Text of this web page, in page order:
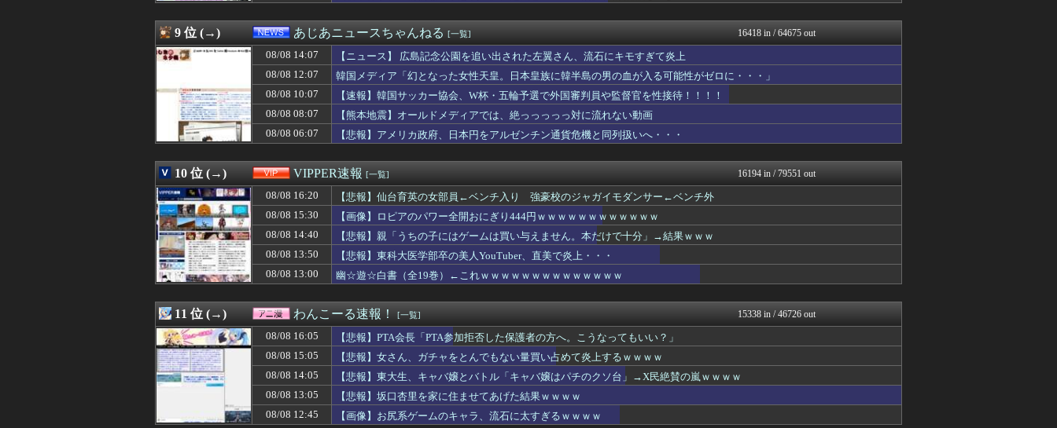
08/08 15:35
韓国人「不適切接待疑惑、2002年イタリア・スペイン戦で『韓国に奪われた』と欧...
世界の憂鬱 海外・韓国の反...
08/08 15:35
【画像】女ってこんなに変わるもんなんか？ｗｗｗｗｗｗｗｗｗｗｗｗｗｗｗｗｗｗ...
不思議.net - 5ch...
08/08 15:35
【画像】キングダムの河了貂、「あったけぇ壁」に引き続き更に味方をぶっ殺す作戦を...
セの投手の打席、平均打率0割台ケガのリスクあり走って疲れる←これを今年までやっ...
ツバメ速報＠ヤクルトスワロ...
【画像】本田翼さんのおっぱい、限界突破ｗｗｗｗｗｗｗｗｗ
筋肉速報
08/08 15:33
【巨人対ヤクルト18回戦】ヤクルト、2回表1アウト三塁から内山壮真のタイムリー...
08/08 15:33
下着がエ◯チな変態女(50)のアソコを70分舐め回して深くイカせた結果ｗｗｗｗ...
08/08 15:33
親や教師に勧められて私立上位大に進み、企業の総合職に就いた。でも結婚相手に求め...
修羅の華-家庭・生活まとめ
08/08 15:32
【画像】木星、ヤバすぎるｗｗｗｗｗｗｗｗｗｗｗｗ
いたしん！
08/08 15:31
韓国人「本当にこれだけは日本がうらやましいと感じるものがこちら・・・」
コリアル
08/08 15:30
「外国人受け入れ反対」大幅増 若い世代で多く
痛いニュース(ﾉ∀`)
08/08 15:30
【画像】温泉の中でこれやる奴ｗｗｗｗｗｗｗｗｗ
08/08 15:30
【画像】ロピアのパワー全開おにぎり444円ｗｗｗｗｗｗｗｗｗｗｗｗ
08/08 15:30
株資産7億円抱え込んで優待で節約生活して好きなことに現金使わないまま死んでく人...
アルファルファモザイク＠ネ...
08/08 15:30
スマスロモンキーターンⅥが2027年1月以降に登場！？ゼーガペインは抱き合わせ...
08/08 15:30
こいつに金を流す政党って 〜 立憲民主ブレーンの菅野完氏、メルチュ折田社長に人...
08/08 15:29
【朗報】前阪神・岡田彰布(68)、何故かご機嫌wwwwwwwwwwwwww
なんじぇいスタジアム＠なん...
08/08 15:29
今週の咲-Saki-、役満炸裂で大荒れ
漫画まとめ速報
08/08 15:26
二軍試合実況 8月8日16:00～ ロッテ－巨人
まとめロッテ！
08/08 15:22
エドウィン・ディアス(3年103億円) 11登板 防御率11.00 WHIP2...
なんじぇいスタジアム＠なん...
08/08 15:21
【朗報】鈴木奈々、今が最も巨乳とのこと(画像あり)
08/08 15:20
【悲報】 飛行機のパイロットさん、「駅弁」を食べていることがバレる……
08/08 15:20
基地外パヨク集団「人殺しの汚い足で広島の土を踏むな！」→広島県民「お前らの方が...
ラビット速報
08/08 15:19
【画像】裏垢JD「新しい下着可愛いからみて！」www
じわ速 芸能ニュースまとめ
韓国人「韓国サッカー審判性接待した試合の結果を全部調べると……」
【画像】NASAが開発した素材採用､着るだけで瞬時に-15℃冷却する冷感ポンチ...
08/08 15:15
家の前の花火が一斉に暴発、玄関先に駆け込む一家「なんであのドア鍵かけてんだ」【...
QQQ(海外の反応)
9 位 (→) あじあニュースちゃんねる [一覧] 16418 in / 64675 out
08/08 14:07
【ニュース】 広島記念公園を追い出された左翼さん、流石にキモすぎて炎上
08/08 12:07
韓国メディア「幻となった女性天皇。日本皇族に韓半島の男の血が入る可能性がゼロに・・・」
08/08 10:07
【速報】韓国サッカー協会、W杯・五輪予選で外国審判員や監督官を性接待！！！！
08/08 08:07
【熊本地震】オールドメディアでは、絶っっっっっ対に流れない動画
08/08 06:07
【悲報】アメリカ政府、日本円をアルゼンチン通貨危機と同列扱いへ・・・
10 位 (→) VIPPER速報 [一覧] 16194 in / 79551 out
08/08 16:20
【悲報】仙台育英の女部員←ベンチ入り 強豪校のジャガイモダンサー←ベンチ外
08/08 15:30
【画像】ロピアのパワー全開おにぎり444円ｗｗｗｗｗｗｗｗｗｗｗｗ
08/08 14:40
【悲報】親「うちの子にはゲームは買い与えません。本だけで十分」→結果ｗｗｗ
08/08 13:50
【悲報】東科大医学部卒の美人YouTuber、直美で炎上・・・
08/08 13:00
幽☆遊☆白書（全19巻）←これｗｗｗｗｗｗｗｗｗｗｗｗｗｗ
11 位 (→) わんこーる速報！ [一覧] 15338 in / 46726 out
08/08 16:05
【悲報】PTA会長「PTA参加拒否した保護者の方へ。こうなってもいい？」
08/08 15:05
【悲報】女さん、ガチャをとんでもない量買い占めて炎上するｗｗｗｗ
08/08 14:05
【悲報】東大生、キャバ嬢とバトル「キャバ嬢はパチのクソ台」→X民絶賛の嵐ｗｗｗｗ
08/08 13:05
【悲報】坂口杏里を家に住ませてあげた結果ｗｗｗｗ
08/08 12:45
【画像】お尻系ゲームのキャラ、流石に太すぎるｗｗｗｗ